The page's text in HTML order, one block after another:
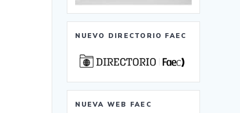
NUEVO DIRECTORIO FAEC
NUEVA WEB FAEC